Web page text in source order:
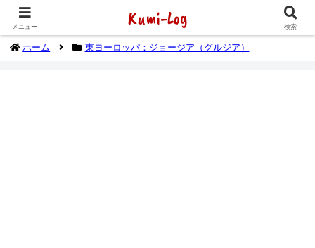
2014年1月から海外放浪（デジタルノマド）してます
ホーム 東ヨーロッパ：ジョージア（グルジア）
メニュー Kumi-Log 検索